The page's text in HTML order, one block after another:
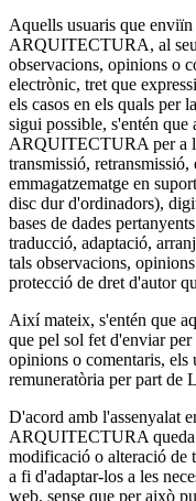
Aquells usuaris que
ARQUITECTURA, al seu
observacions, opinions o
electrònic, tret que
els casos en els quals per
sigui possible, s'entén
ARQUITECTURA per a
transmissió,
emmagatzematge en
disc dur d'ordinadors),
bases de dades
traducció, adaptació,
tals observacions,
protecció de dret d'autor
Així mateix, s'entén que
que pel sol fet d'enviar
opinions o comentaris, els
remuneratòria per part
D'acord amb l'assenyalat
ARQUITECTURA queda
modificació o alteració de
a fi d'adaptar-los a les
web, sense que per això